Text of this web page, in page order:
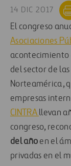
14 DIC 2017
El congreso
Asociaciones
acontecimiento
del sector de
Norteamérica,
empresas
CINTRA llevan
congreso,
del año en el
privadas en el